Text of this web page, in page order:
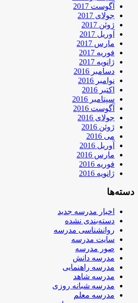
آگوست 2017
جولای 2017
ژوئن 2017
آوریل 2017
مارس 2017
فوریه 2017
ژانویه 2017
دسامبر 2016
نوامبر 2016
اکتبر 2016
سپتامبر 2016
آگوست 2016
جولای 2016
ژوئن 2016
می 2016
آوریل 2016
مارس 2016
فوریه 2016
ژانویه 2016
دسته‌ها
اخبار مدرسه جدید
دسته‌بندی نشده
روانشناسی مدرسه
سایت مدرسه
صور مدرسه
مدرسه دانش
مدرسه راهنمایی
مدرسه شاهد
مدرسه شبانه روزی
مدرسه معلم